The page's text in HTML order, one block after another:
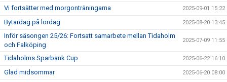
Vi fortsätter med morgonträningarna 2025-09-01 15:22
Bytardag på lördag 2025-08-20 13:45
Inför säsongen 25/26: Fortsatt samarbete mellan Tidaholm
och Falköping
2025-07-09 11:55
Tidaholms Sparbank Cup 2025-06-22 16:10
Glad midsommar 2025-06-20 08:00